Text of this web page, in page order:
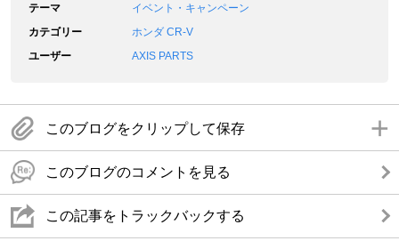
テーマ
イベント・キャンペーン
カテゴリー
ホンダ CR-V
ユーザー
AXIS PARTS
このブログをクリップして保存
このブログのコメントを見る
この記事をトラックバックする